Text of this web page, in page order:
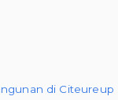
di Citeureup